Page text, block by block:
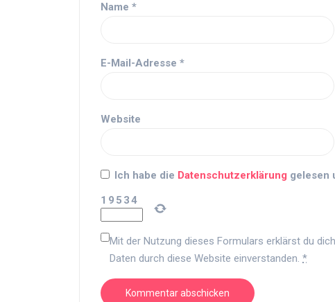
Name *
E-Mail-Adresse *
Website
Ich habe die Datenschutzerklärung gelesen
1 9 5 34
Mit der Nutzung dieses Formulars erklärst du
Daten durch diese Website einverstanden. *